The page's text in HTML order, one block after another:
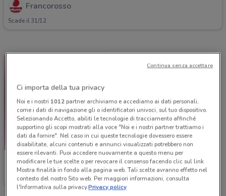
Francorosso
Scade il 31/12
Francorosso
Scade il 31/12
Ci importa della tua privacy
Noi e i nostri 1012partner archiviamo e accediamo ai dati personali,
come i dati di navigazione gli o identificatori univoci, sul tuo dispositivo.
Selezionando Accetto, abiliti le tecnologie di tracciamento affinché
supportino gli scopi mostrati alla voce "Noi e i nostri partner trattiamo i
dati da fornire". Nel caso in cui queste tecnologie dovessero essere
disabilitate, alcuni contenuti e annunci visualizzati potrebbero non
essere rilevanti. Puoi accedere nuovamente a questo menu per
modificare le tue scelte o per revocare il consenso facendo clic sul link
Mostra finalità in fondo alla pagina web. Tali scelte avranno effetto nel
contesto del nostro Sito web. Per maggiori informazioni, consulta
l'Informativa sulla privacy.Privacy policy
Continua senza accettare